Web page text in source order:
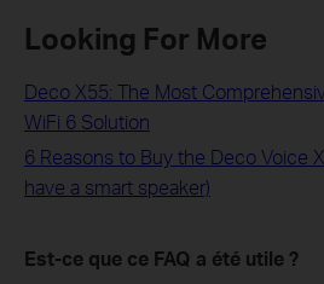
Looking For More
Deco X55: The Most
WiFi 6 Solution
6 Reasons to Buy the Deco Voice
have a smart speaker)
Est-ce que ce FAQ a été utile ?